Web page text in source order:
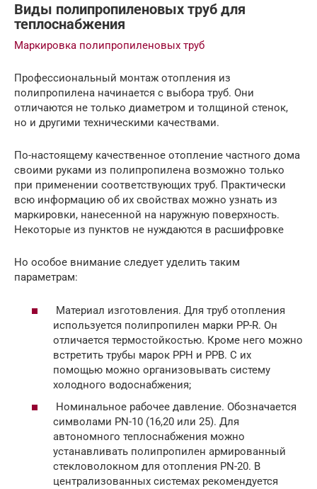
Виды полипропиленовых труб для
теплоснабжения
Маркировка полипропиленовых труб
Профессиональный монтаж отопления из
полипропилена начинается с выбора труб. Они
отличаются не только диаметром и толщиной стенок,
но и другими техническими качествами.
По-настоящему качественное отопление частного дома
своими руками из полипропилена возможно только
при применении соответствующих труб. Практически
всю информацию об их свойствах можно узнать из
маркировки, нанесенной на наружную поверхность.
Некоторые из пунктов не нуждаются в расшифровке
Но особое внимание следует уделить таким
параметрам:
Материал изготовления. Для труб отопления
используется полипропилен марки PP-R. Он
отличается термостойкостью. Кроме него можно
встретить трубы марок PPH и PPB. С их
помощью можно организовывать систему
холодного водоснабжения;
Номинальное рабочее давление. Обозначается
символами PN-10 (16,20 или 25). Для
автономного теплоснабжения можно
устанавливать полипропилен армированный
стекловолокном для отопления PN-20. В
централизованных системах рекомендуется